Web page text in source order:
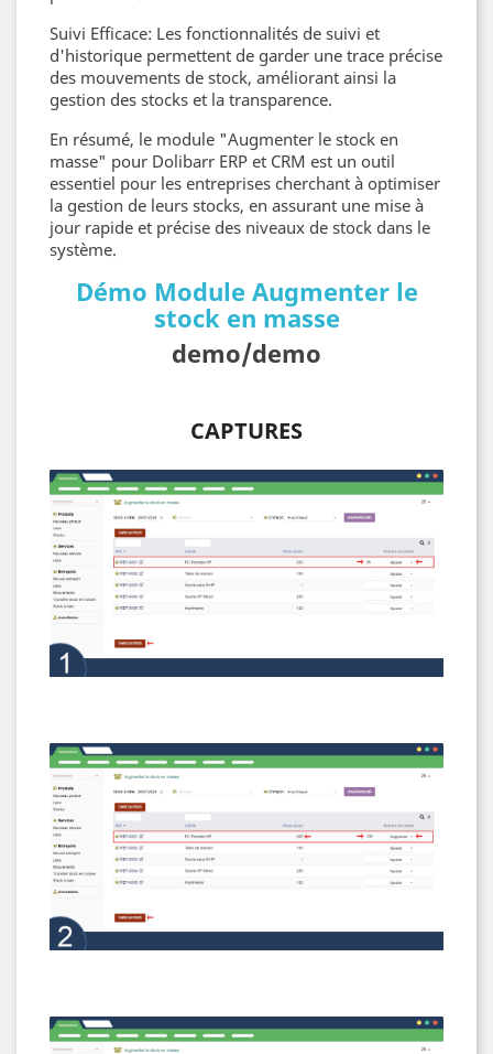
Suivi Efficace: Les fonctionnalités de suivi et
d'historique permettent de garder une trace précise
des mouvements de stock, améliorant ainsi la
gestion des stocks et la transparence.
En résumé, le module "Augmenter le stock en
masse" pour Dolibarr ERP et CRM est un outil
essentiel pour les entreprises cherchant à optimiser
la gestion de leurs stocks, en assurant une mise à
jour rapide et précise des niveaux de stock dans le
système.
Démo Module Augmenter le
stock en masse
demo/demo
CAPTURES